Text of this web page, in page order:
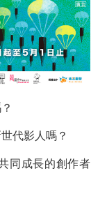
代影人嗎？
同成長的創作者